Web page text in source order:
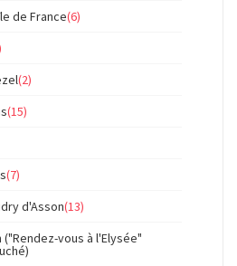
de France(6)
(2)
(15)
(7)
d'Asson(13)
("Rendez-vous à l'Elysée"